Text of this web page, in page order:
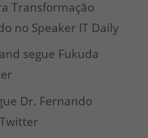
Transformação
no Speaker IT Daily
segue Fukuda
Dr. Fernando